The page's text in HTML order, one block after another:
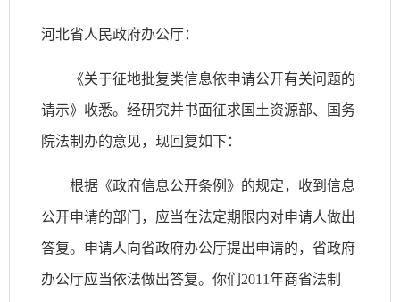
河北省人民政府办公厅：
《关于征地批复类信息依申请公开有关问题的
请示》收悉。经研究并书面征求国土资源部、国务
院法制办的意见，现回复如下：
根据《政府信息公开条例》的规定，收到信息
公开申请的部门，应当在法定期限内对申请人做出
答复。申请人向省政府办公厅提出申请的，省政府
办公厅应当依法做出答复。你们2011年商省法制